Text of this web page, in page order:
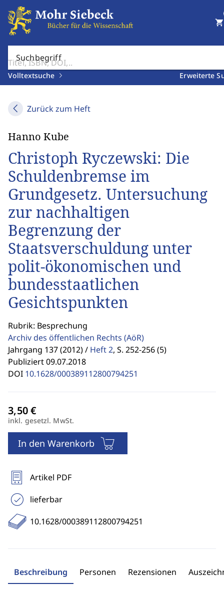
Suchbegriff
Volltextsuche Erweiterte
shopping_cart
Zurück zum Heft
Hanno Kube
Christoph Ryczewski: Die
Schuldenbremse im
Grundgesetz. Untersuchung
zur nachhaltigen
Begrenzung der
Staatsverschuldung unter
polit-ökonomischen und
bundesstaatlichen
Gesichtspunkten
Rubrik: Besprechung
Archiv des öffentlichen Rechts (AöR)
Jahrgang 137 (2012) / Heft 2, S. 252-256 (5)
Publiziert 09.07.2018
DOI 10.1628/000389112800794251
inkl. gesetzl. MwSt.
In den Warenkorb
Artikel PDF
lieferbar
10.1628/000389112800794251
Beschreibung Personen Rezensionen